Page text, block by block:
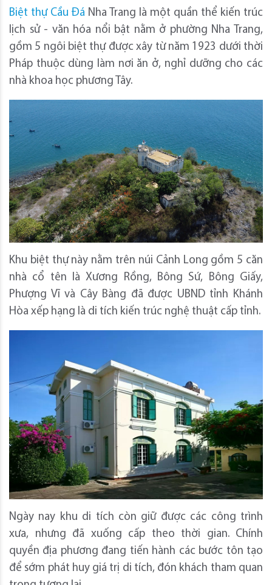
Biệt thự Cầu Đá Nha Trang là một quần thể kiến trúc
lịch sử - văn hóa nổi bật nằm ở phường Nha Trang,
gồm 5 ngôi biệt thự được xây từ năm 1923 dưới thời
Pháp thuộc dùng làm nơi ăn ở, nghỉ dưỡng cho các
nhà khoa học phương Tây.
Khu biệt thự này nằm trên núi Cảnh Long gồm 5 căn
nhà cổ tên là Xương Rồng, Bông Sứ, Bông Giấy,
Phượng Vĩ và Cây Bàng đã được UBND tỉnh Khánh
Hòa xếp hạng là di tích kiến trúc nghệ thuật cấp tỉnh.
Ngày nay khu di tích còn giữ được các công trình
xưa, nhưng đã xuống cấp theo thời gian. Chính
quyền địa phương đang tiến hành các bước tôn tạo
để sớm phát huy giá trị di tích, đón khách tham quan